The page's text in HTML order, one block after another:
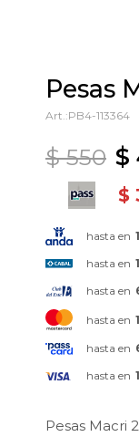
Pesas
PB4-113364
$
$ 550
$
hasta en
hasta en
hasta en
hasta en
hasta en
hasta en
Pesas Macri